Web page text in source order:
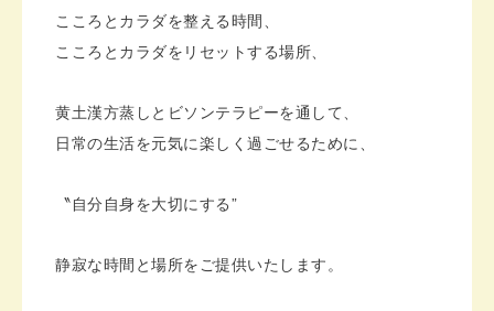
こころとカラダを整える時間、
こころとカラダをリセットする場所、
黄土漢方蒸しとビソンテラピーを通して、
日常の生活を元気に楽しく過ごせるために、
〝自分自身を大切にする”
静寂な時間と場所をご提供いたします。